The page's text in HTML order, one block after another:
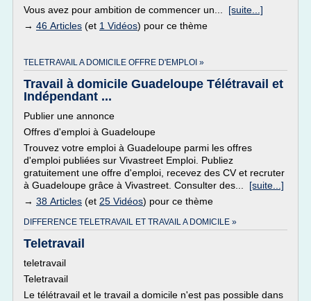
Vous avez pour ambition de commencer un... [suite...]
→ 46 Articles (et 1 Vidéos) pour ce thème
TELETRAVAIL A DOMICILE OFFRE D'EMPLOI »
Travail à domicile Guadeloupe Télétravail et
Indépendant ...
Publier une annonce
Offres d'emploi à Guadeloupe
Trouvez votre emploi à Guadeloupe parmi les offres
d'emploi publiées sur Vivastreet Emploi. Publiez
gratuitement une offre d'emploi, recevez des CV et recruter
à Guadeloupe grâce à Vivastreet. Consulter des... [suite...]
→ 38 Articles (et 25 Vidéos) pour ce thème
DIFFERENCE TELETRAVAIL ET TRAVAIL A DOMICILE »
Teletravail
teletravail
Teletravail
Le télétravail et le travail a domicile n'est pas possible dans